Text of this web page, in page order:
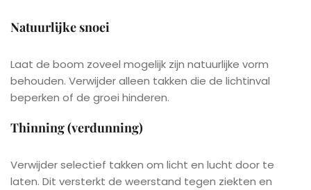
Natuurlijke snoei
Laat de boom zoveel mogelijk zijn natuurlijke vorm
behouden. Verwijder alleen takken die de lichtinval
beperken of de groei hinderen.
Thinning (verdunning)
Verwijder selectief takken om licht en lucht door te
laten. Dit versterkt de weerstand tegen ziekten en